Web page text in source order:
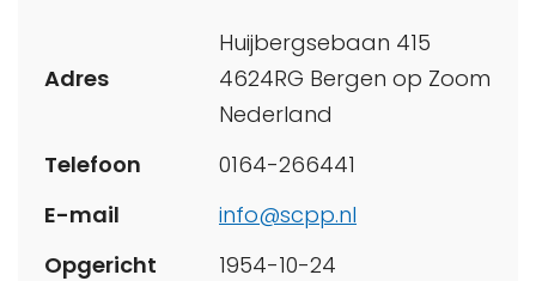
Adres
Huijbergsebaan 415
4624RG Bergen op Zoom
Nederland
Telefoon
0164-266441
E-mail
info@scpp.nl
Opgericht
1954-10-24